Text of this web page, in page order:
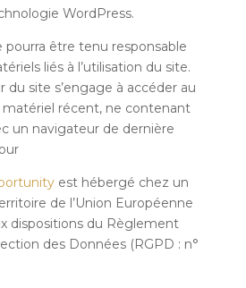
WordPress.
être tenu responsable
liés à l’utilisation du site.
du site s’engage à accéder au
récent, ne contenant
un navigateur de dernière
est hébergé chez un
de l’Union Européenne
dispositions du Règlement
des Données (RGPD : n°